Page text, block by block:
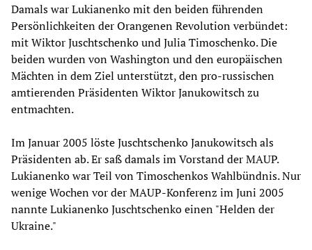
Damals war Lukianenko mit den beiden führenden
Persönlichkeiten der Orangenen Revolution verbündet:
mit Wiktor Juschtschenko und Julia Timoschenko. Die
beiden wurden von Washington und den europäischen
Mächten in dem Ziel unterstützt, den pro-russischen
amtierenden Präsidenten Wiktor Janukowitsch zu
entmachten.
Im Januar 2005 löste Juschtschenko Janukowitsch als
Präsidenten ab. Er saß damals im Vorstand der MAUP.
Lukianenko war Teil von Timoschenkos Wahlbündnis. Nur
wenige Wochen vor der MAUP-Konferenz im Juni 2005
nannte Lukianenko Juschtschenko einen "Helden der
Ukraine."